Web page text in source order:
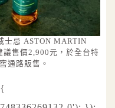
士忌 ASTON MARTIN
售價2,900元，於全台特
通路販售。